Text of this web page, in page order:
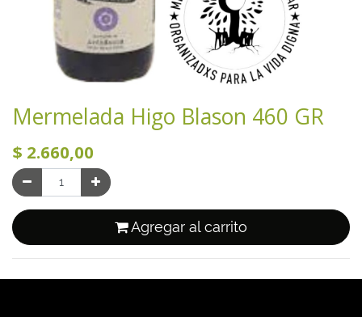
Mermelada Higo Blason 460 GR
$ 2.660,00
Agregar al carrito